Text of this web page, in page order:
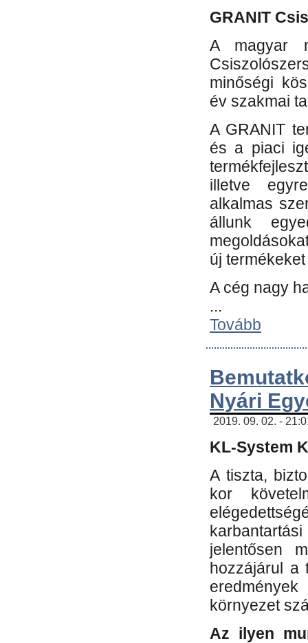
GRANIT
A magyar
minőségi
év szakmai
A GRANIT
és a piaci
illetve
alkalmas
állunk
új
A cég nagy
...
Tovább
Nyári
2019. 09. 02. -
KL-System
A tiszta,
kor
jelentősen
hozzájárul a
környezet
Az ilyen